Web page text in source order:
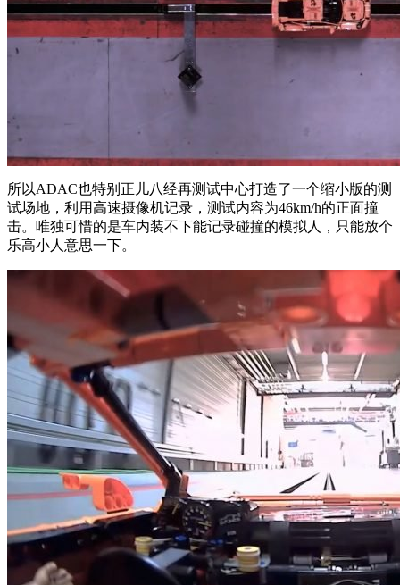
所以ADAC也特别正儿八经再测试中心打造了一个缩小版的测
试场地，利用高速摄像机记录，测试内容为46km/h的正面撞
击。唯独可惜的是车内装不下能记录碰撞的模拟人，只能放个
乐高小人意思一下。